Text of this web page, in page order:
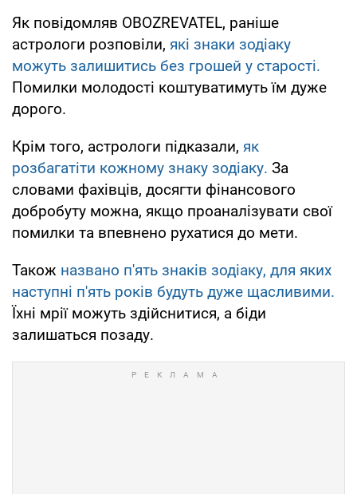
Як повідомляв OBOZREVATEL, раніше
астрологи розповіли, які знаки зодіаку
можуть залишитись без грошей у старості.
Помилки молодості коштуватимуть їм дуже
дорого.
Крім того, астрологи підказали, як
розбагатіти кожному знаку зодіаку. За
словами фахівців, досягти фінансового
добробуту можна, якщо проаналізувати свої
помилки та впевнено рухатися до мети.
Також названо п'ять знаків зодіаку, для яких
наступні п'ять років будуть дуже щасливими.
Їхні мрії можуть здійснитися, а біди
залишаться позаду.